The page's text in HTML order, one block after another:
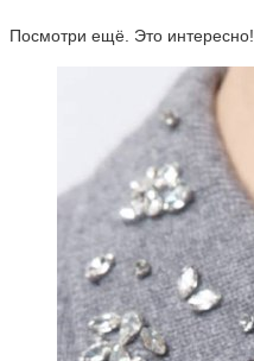
Посмотри ещё. Это интересно!